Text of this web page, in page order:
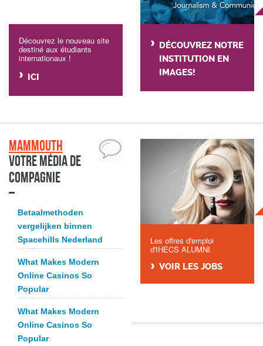
Découvrez le nouveau site
destiné aux étudiants
internationaux !
ICI
DÉCOUVREZ NOTRE
INSTITUTION EN
IMAGES!
Mammouth
Votre média de
compagnie
Betaalmethoden
vergelijken binnen
Spacehills Nederland
What Makes Modern
Online Casinos So
Popular
What Makes Modern
Online Casinos So
Popular
Les offres d'emploi
d'IHECS ALUMNI
VOIR LES JOBS